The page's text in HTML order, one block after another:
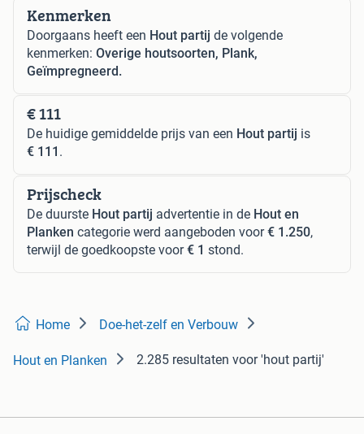
Kenmerken
Doorgaans heeft een Hout partij de volgende
kenmerken: Overige houtsoorten, Plank,
Geïmpregneerd.
€ 111
De huidige gemiddelde prijs van een Hout partij is
€ 111 .
Prijscheck
De duurste Hout partij advertentie in de Hout en
Planken categorie werd aangeboden voor€ 1.250,
terwijl de goedkoopste voor€ 1 stond.
Home Doe-het-zelf en Verbouw
Hout en Planken 2.285 resultaten voor 'hout partij'